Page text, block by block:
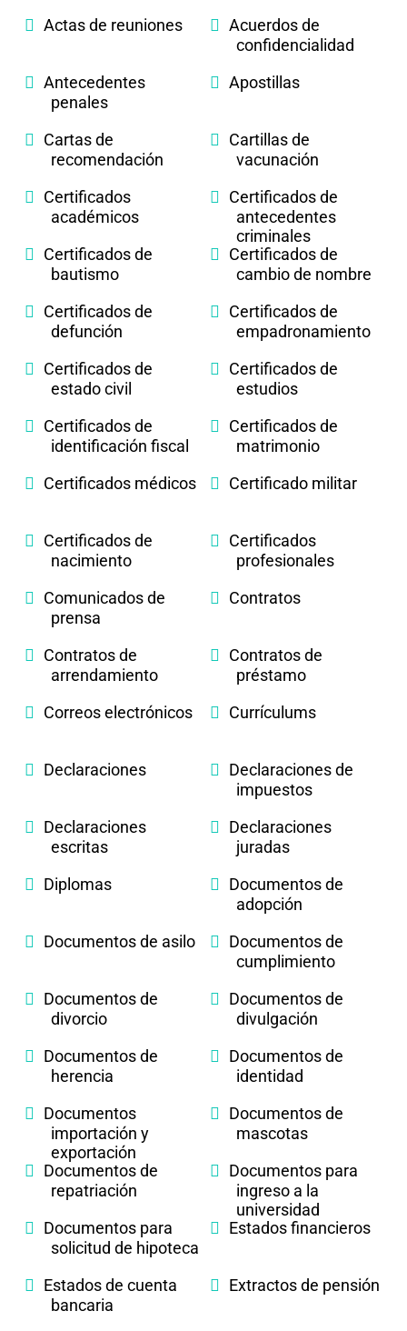
Actas de reuniones
Acuerdos de
confidencialidad
Antecedentes
penales
Apostillas
Cartas de
recomendación
Cartillas de
vacunación
Certificados
académicos
Certificados de
antecedentes
criminales
Certificados de
bautismo
Certificados de
cambio de nombre
Certificados de
defunción
Certificados de
empadronamiento
Certificados de
estado civil
Certificados de
estudios
Certificados de
identificación fiscal
Certificados de
matrimonio
Certificados médicos
Certificado militar
Certificados de
nacimiento
Certificados
profesionales
Comunicados de
prensa
Contratos
Contratos de
arrendamiento
Contratos de
préstamo
Correos electrónicos
Currículums
Declaraciones
Declaraciones de
impuestos
Declaraciones
escritas
Declaraciones
juradas
Diplomas
Documentos de
adopción
Documentos de asilo
Documentos de
cumplimiento
Documentos de
divorcio
Documentos de
divulgación
Documentos de
herencia
Documentos de
identidad
Documentos
importación y
exportación
Documentos de
mascotas
Documentos de
repatriación
Documentos para
ingreso a la
universidad
Documentos para
solicitud de hipoteca
Estados financieros
Estados de cuenta
bancaria
Extractos de pensión